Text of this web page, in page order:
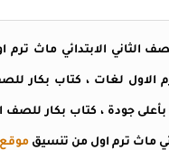
الثاني الابتدائي ماث ترم
جودة ،كتاب بكار للصف
ماث ترم اول من تنسيق موقع